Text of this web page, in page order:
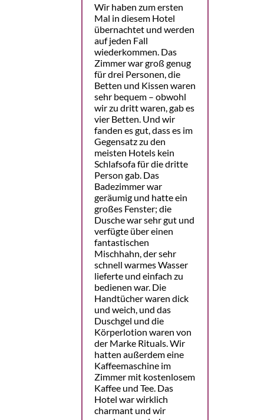
Wir haben zum ersten
Mal in diesem Hotel
übernachtet und werden
auf jeden Fall
wiederkommen. Das
Zimmer war groß genug
für drei Personen, die
Betten und Kissen waren
sehr bequem – obwohl
wir zu dritt waren, gab es
vier Betten. Und wir
fanden es gut, dass es im
Gegensatz zu den
meisten Hotels kein
Schlafsofa für die dritte
Person gab. Das
Badezimmer war
geräumig und hatte ein
großes Fenster; die
Dusche war sehr gut und
verfügte über einen
fantastischen
Mischhahn, der sehr
schnell warmes Wasser
lieferte und einfach zu
bedienen war. Die
Handtücher waren dick
und weich, und das
Duschgel und die
Körperlotion waren von
der Marke Rituals. Wir
hatten außerdem eine
Kaffeemaschine im
Zimmer mit kostenlosem
Kaffee und Tee. Das
Hotel war wirklich
charmant und wir